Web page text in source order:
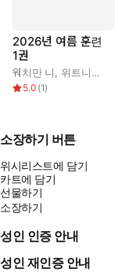
2026년 여름 훈련
1권
워치만 니 위트니스 리
5.0 (1)
소장하기 버튼
위시리스트에 담기
카트에 담기
선물하기
소장하기
성인 인증 안내
성인 재인증 안내